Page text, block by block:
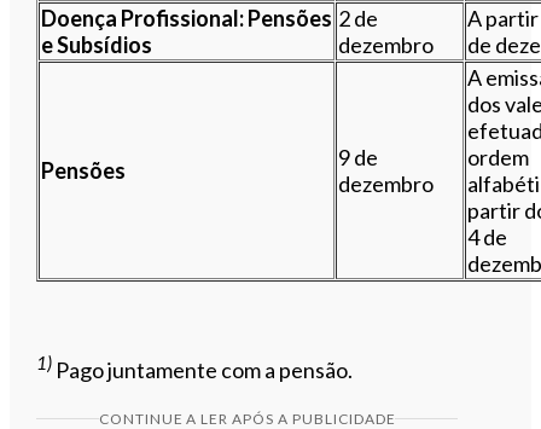
Doença Profissional:Pensões
e Subsídios
2 de
dezembro
A partir
de
Pensões
9 de
dezembro
A
dos
ordem
partir
4 de
1) Pago juntamente com a pensão.
CONTINUE A LER APÓS A PUBLICIDADE